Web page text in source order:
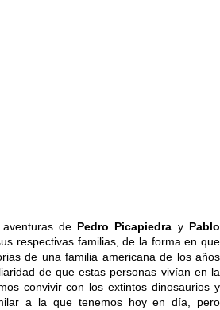
de Pedro Picapiedra y Pablo
respectivas familias, de la forma en que
de una familia americana de los años
de que estas personas vivían en la
convivir con los extintos dinosaurios y
a la que tenemos hoy en día, pero